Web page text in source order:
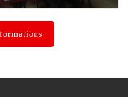
de projet